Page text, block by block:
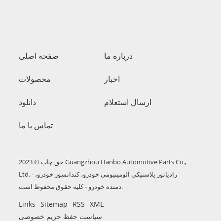
صفحه اصلی درباره ما
محصولات اخبار
دانلود ارسال استعلام
تماس با ما
حق چاپ © 2023 Guangzhou Hanbo Automotive Parts Co.,
Ltd. - رادیاتور پلاستیکی آلومینیومی خودرو، کندانسور خودرو،
دمنده خودرو - کلیه حقوق محفوظ است.
Links Sitemap RSS XML
سیاست حفظ حریم خصوصی